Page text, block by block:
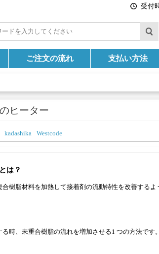
受付
ご注文の流れ 支払い方法
ヒーター
kadashika Westcode
は？
樹脂材料を加熱して接着剤の流動特性を改善する
時、未重合樹脂の流れを増加させる1 つの方法で